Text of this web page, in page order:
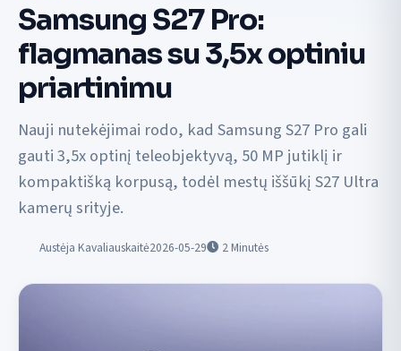
Samsung S27 Pro:
flagmanas su 3,5x optiniu
priartinimu
Nauji nutekėjimai rodo, kad Samsung S27 Pro gali
gauti 3,5x optinį teleobjektyvą, 50 MP jutiklį ir
kompaktišką korpusą, todėl mestų iššūkį S27 Ultra
kamerų srityje.
Austėja Kavaliauskaitė2026-05-29 2Minutės